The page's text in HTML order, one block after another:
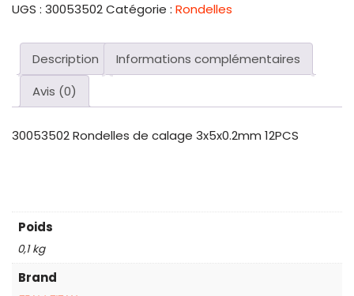
UGS : 30053502Catégorie : Rondelles
Description
Informations complémentaires
Avis (0)
30053502 Rondelles de calage 3x5x0.2mm 12PCS
Poids
0,1 kg
Brand